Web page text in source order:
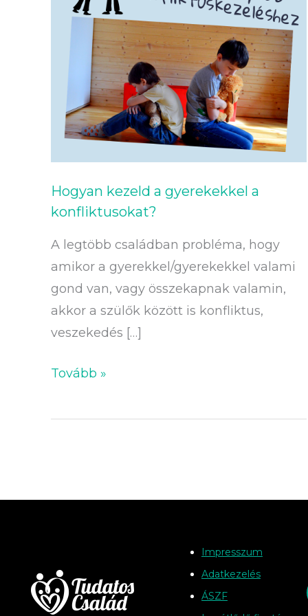
Hogyan kezeld a gyerekekkel a
konfliktusokat?
A legtöbb családban probléma, hogy
amikor a gyerekkel/gyerekekkel valami
gond van, vagy összekapnak valamin,
akkor a szülők között is konfliktus,
veszekedés […]
gyerekekkel
konfliktusokat?
Tovább »
Impresszum
Adatkezelés
ÁSZF